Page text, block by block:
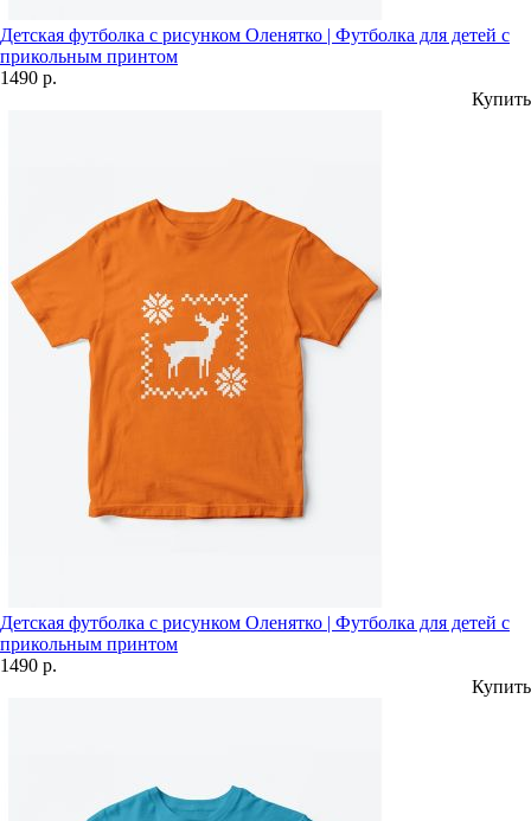
Детская футболка с рисунком Оленятко | Футболка для детей с
прикольным принтом
1490 р.
Купить
Детская футболка с рисунком Оленятко | Футболка для детей с
прикольным принтом
1490 р.
Купить